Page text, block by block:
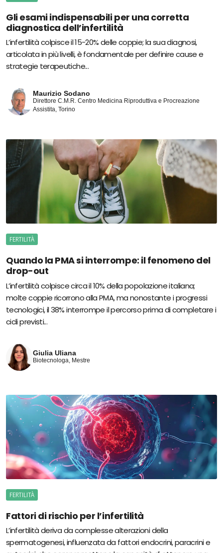
Gli esami indispensabili per una corretta
diagnostica dell’infertilità
L’infertilità colpisce il 15-20% delle coppie; la sua diagnosi,
articolata in più livelli, è fondamentale per definire cause e
strategie terapeutiche...
Maurizio Sodano
Direttore C.M.R. Centro Medicina Riproduttiva e Procreazione
Assistita, Torino
FERTILITÀ
Quando la PMA si interrompe: il fenomeno del
drop-out
L’infertilità colpisce circa il 10% della popolazione italiana;
molte coppie ricorrono alla PMA, ma nonostante i progressi
tecnologici, il 38% interrompe il percorso prima di completare i
cicli previsti...
Giulia Uliana
Biotecnologa, Mestre
FERTILITÀ
Fattori di rischio per l’infertilità
L’infertilità deriva da complesse alterazioni della
spermatogenesi, influenzata da fattori endocrini, paracrini e